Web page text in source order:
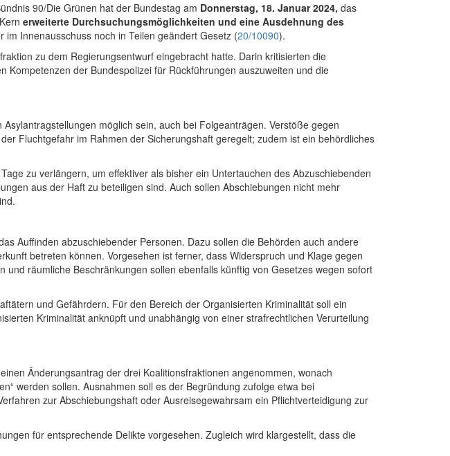
90/Die Grünen hat der Bundestag am Donnerstag, 18. Januar 2024, das
erweiterte Durchsuchungsmöglichkeiten und eine Ausdehnung des
Innenausschuss noch in Teilen geändert Gesetz (20/10090).
zu dem Regierungsentwurf eingebracht hatte. Darin kritisierten die
der Bundespolizei für Rückführungen auszuweiten und die
möglich sein, auch bei Folgeanträgen. Verstöße gegen
Fluchtgefahr im Rahmen der Sicherungshaft geregelt; zudem ist ein behördliches
zu verlängern, um effektiver als bisher ein Untertauchen des Abzuschiebenden
aus der Haft zu beteiligen sind. Auch sollen Abschiebungen nicht mehr
Auffinden abzuschiebender Personen. Dazu sollen die Behörden auch andere
betreten können. Vorgesehen ist ferner, dass Widerspruch und Klage gegen
räumliche Beschränkungen sollen ebenfalls künftig von Gesetzes wegen sofort
und Gefährdern. Für den Bereich der Organisierten Kriminalität soll ein
Kriminalität anknüpft und unabhängig von einer strafrechtlichen Verurteilung
Änderungsantrag der drei Koalitionsfraktionen angenommen, wonach
werden sollen. Ausnahmen soll es der Begründung zufolge etwa bei
zur Abschiebungshaft oder Ausreisegewahrsam ein Pflichtverteidigung zur
für entsprechende Delikte vorgesehen. Zugleich wird klargestellt, dass die